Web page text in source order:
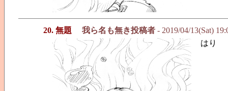
20. 無題 我ら名も無き投稿者 - 2019/04/13(Sat)
はり